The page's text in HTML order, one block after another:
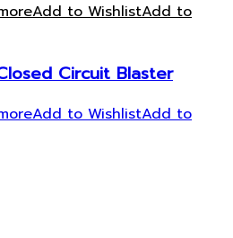
Add to WishlistAdd to
Circuit Blaster
Add to WishlistAdd to